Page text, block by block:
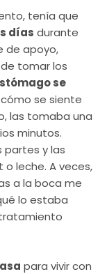
tenía que
días durante
de apoyo,
tomar los
se
se siente
las tomaba una
minutos.
partes y las
leche. A veces,
a la boca me
lo estaba
para vivir con